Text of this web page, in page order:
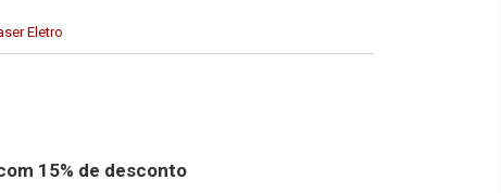
Eletro
15% de desconto